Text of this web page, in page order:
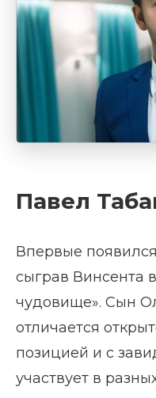
Павел
Впервые
сыграв Винсента
чудовище». Сын
отличается
позицией и с
участвует в